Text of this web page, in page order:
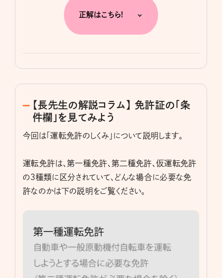
正解はこちら!
【長先生の解説コラム】 免許証の「条
件欄」を見てみよう
今回は「運転免許のしくみ」について説明します。
運転免許は、第一種免許、第二種免許、仮運転免許
の3種類に区分されていて、どんな場合に必要な免
許なのかは下の説明をご覧ください。